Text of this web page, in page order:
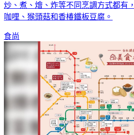
炒、煮、燴、炸等不同烹調方式都有
咖哩、猴頭菇和香椿鐵板豆腐。
食尚